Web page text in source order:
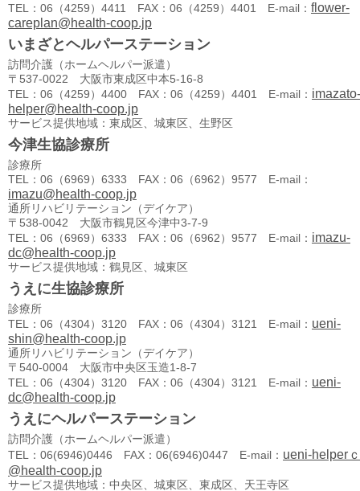
TEL：06（4259）4411 FAX：06（4259）4401 E-mail： flower-
careplan@health-coop.jp
いまざとヘルパーステーション
訪問介護（ホームヘルパー派遣）
〒537-0022 大阪市東成区中本5-16-8
TEL：06（4259）4400 FAX：06（4259）4401 E-mail： imazato-
helper@health-coop.jp
サービス提供地域：東成区、城東区、生野区
今津生協診療所
診療所
TEL：06（6969）6333 FAX：06（6962）9577 E-mail：
imazu@health-coop.jp
通所リハビリテーション（デイケア）
〒538-0042 大阪市鶴見区今津中3-7-9
TEL：06（6969）6333 FAX：06（6962）9577 E-mail： imazu-
dc@health-coop.jp
サービス提供地域：鶴見区、城東区
うえに生協診療所
診療所
TEL：06（4304）3120 FAX：06（4304）3121 E-mail： ueni-
shin@health-coop.jp
通所リハビリテーション（デイケア）
〒540-0004 大阪市中央区玉造1-8-7
TEL：06（4304）3120 FAX：06（4304）3121 E-mail： ueni-
dc@health-coop.jp
うえにヘルパーステーション
訪問介護（ホームヘルパー派遣）
TEL：06(6946)0446 FAX：06(6946)0447 E-mail： ueni-helperｃ
@health-coop.jp
サービス提供地域：中央区、城東区、東成区、天王寺区